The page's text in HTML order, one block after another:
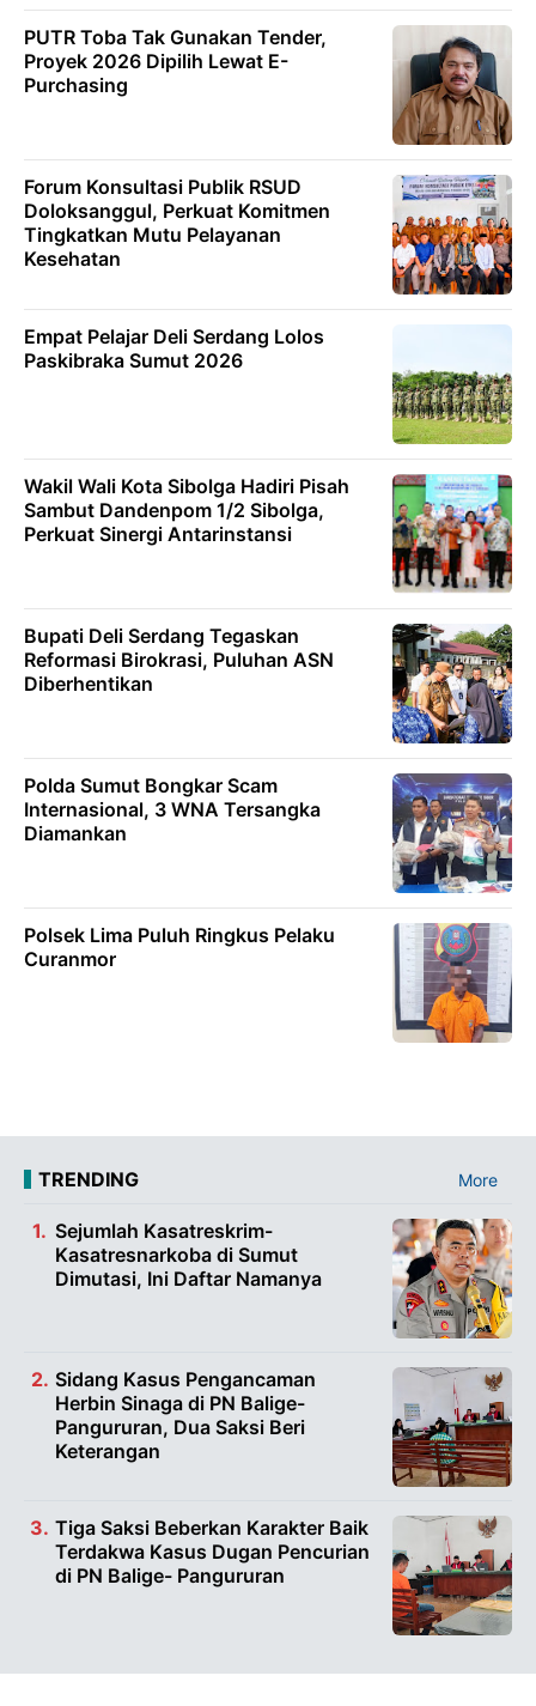
PUTR Toba Tak Gunakan Tender,
Proyek 2026 Dipilih Lewat E-
Purchasing
Forum Konsultasi Publik RSUD
Doloksanggul, Perkuat Komitmen
Tingkatkan Mutu Pelayanan
Kesehatan
Empat Pelajar Deli Serdang Lolos
Paskibraka Sumut 2026
Wakil Wali Kota Sibolga Hadiri Pisah
Sambut Dandenpom 1/2 Sibolga,
Perkuat Sinergi Antarinstansi
Bupati Deli Serdang Tegaskan
Reformasi Birokrasi, Puluhan ASN
Diberhentikan
Polda Sumut Bongkar Scam
Internasional, 3 WNA Tersangka
Diamankan
Polsek Lima Puluh Ringkus Pelaku
Curanmor
TRENDING More
Sejumlah Kasatreskrim-
Kasatresnarkoba di Sumut
Dimutasi, Ini Daftar Namanya
Sidang Kasus Pengancaman
Herbin Sinaga di PN Balige-
Pangururan, Dua Saksi Beri
Keterangan
Tiga Saksi Beberkan Karakter Baik
Terdakwa Kasus Dugan Pencurian
di PN Balige- Pangururan